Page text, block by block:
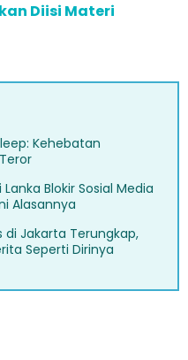
Diisi Materi
Kehebatan
Blokir Sosial Media
Alasannya
di Jakarta Terungkap,
Seperti Dirinya